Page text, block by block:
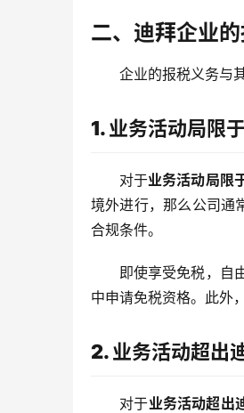
二、迪拜企业
企业的报税义务与
1. 业务活动局限
对于业务活动局限
境外进行，那么公司通
合规条件。
即使享受免税，自
中申请免税资格。此外
2. 业务活动超出
对于业务活动超出